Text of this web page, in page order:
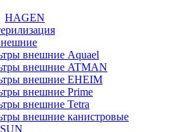
HAGEN
внешние Aquael
внешние ATMAN
внешние EHEIM
внешние Prime
внешние Tetra
внешние канистровые